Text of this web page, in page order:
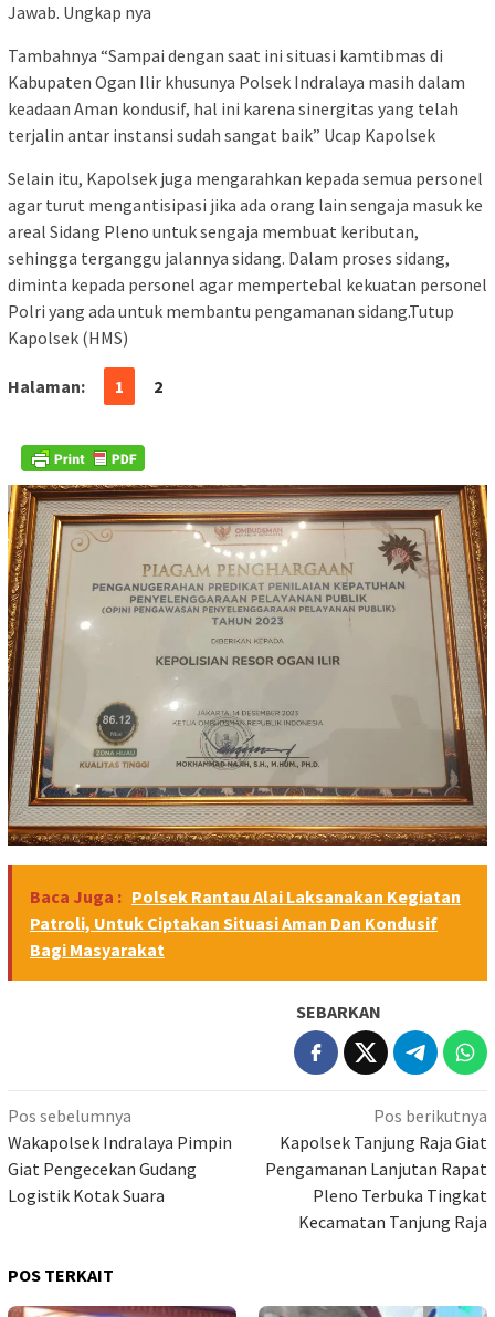
Jawab. Ungkap nya
Tambahnya “Sampai dengan saat ini situasi kamtibmas di
Kabupaten Ogan Ilir khusunya Polsek Indralaya masih dalam
keadaan Aman kondusif, hal ini karena sinergitas yang telah
terjalin antar instansi sudah sangat baik” Ucap Kapolsek
Selain itu, Kapolsek juga mengarahkan kepada semua personel
agar turut mengantisipasi jika ada orang lain sengaja masuk ke
areal Sidang Pleno untuk sengaja membuat keributan,
sehingga terganggu jalannya sidang. Dalam proses sidang,
diminta kepada personel agar mempertebal kekuatan personel
Polri yang ada untuk membantu pengamanan sidang.Tutup
Kapolsek (HMS)
Halaman: 1 2
Baca Juga : Polsek Rantau Alai Laksanakan Kegiatan
Patroli, Untuk Ciptakan Situasi Aman Dan Kondusif
Bagi Masyarakat
SEBARKAN
Navigasi
pos
Pos sebelumnya
Wakapolsek Indralaya Pimpin
Giat Pengecekan Gudang
Logistik Kotak Suara
Pos berikutnya
Kapolsek Tanjung Raja Giat
Pengamanan Lanjutan Rapat
Pleno Terbuka Tingkat
Kecamatan Tanjung Raja
POS TERKAIT